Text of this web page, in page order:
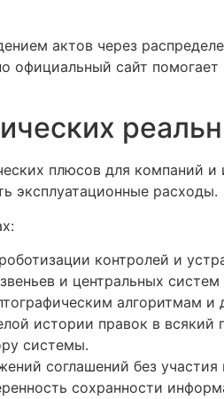
актов через
официальный сайт
плюсов для компаний
эксплуатационные расходы.
контролей и
и центральных систем
алгоритмам и
истории правок в всякий
системы.
соглашений без
сохранности